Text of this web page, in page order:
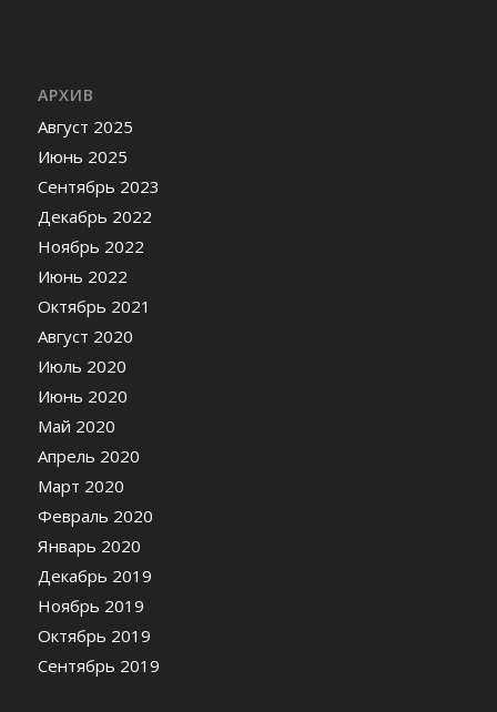
АРХИВ
Август 2025
Июнь 2025
Сентябрь 2023
Декабрь 2022
Ноябрь 2022
Июнь 2022
Октябрь 2021
Август 2020
Июль 2020
Июнь 2020
Май 2020
Апрель 2020
Март 2020
Февраль 2020
Январь 2020
Декабрь 2019
Ноябрь 2019
Октябрь 2019
Сентябрь 2019